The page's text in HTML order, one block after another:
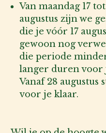
Van maandag 17
augustus zijn we
die je vóór 17
gewoon nog
die periode
langer duren
Vanaf 28 augustus
voor je klaar.